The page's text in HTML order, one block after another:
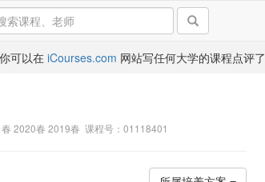
你可以在 iCourses.com 网站写任何大学的课程点评了
2020春 2019春 课程号：01118401